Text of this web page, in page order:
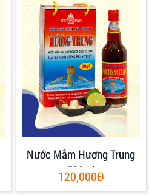
Nước Mắm Hương Trung
500ml
120,000Đ